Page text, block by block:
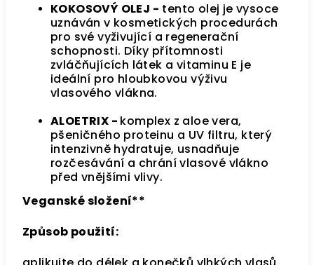
KOKOSOVÝ OLEJ - tento olej je vysoce
uznáván v kosmetických procedurách
pro své vyživující a regenerační
schopnosti. Díky přítomnosti
zvláčňujících látek a vitaminu E je
ideální pro hloubkovou výživu
vlasového vlákna.
ALOETRIX - komplex z aloe vera,
pšeničného proteinu a UV filtru, který
intenzivně hydratuje, usnadňuje
rozčesávání a chrání vlasové vlákno
před vnějšími vlivy.
Veganské složení**
Způsob použití: